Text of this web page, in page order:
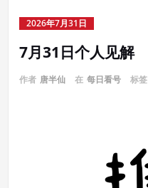
2026年7月31日
7月31日个人见解
作者 唐半仙 在 每日看号 标签